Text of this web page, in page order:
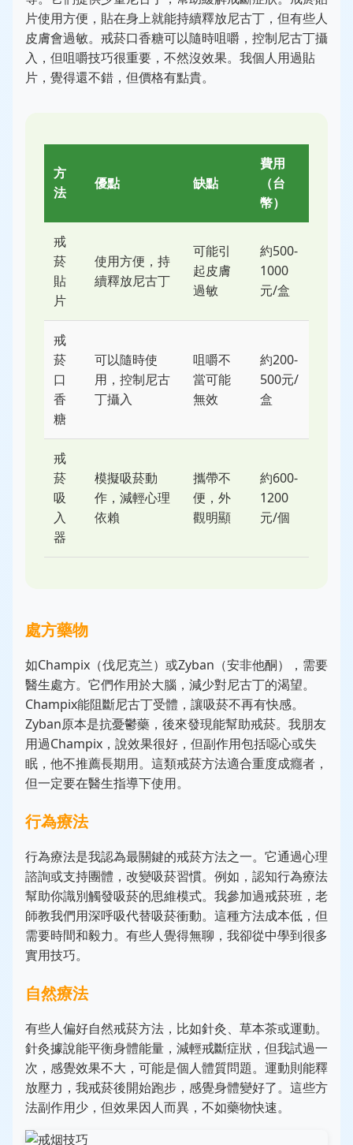
片使用方便，貼在身上就能持續釋放尼古丁，但有些人
皮膚會過敏。戒菸口香糖可以隨時咀嚼，控制尼古丁攝
入，但咀嚼技巧很重要，不然沒效果。我個人用過貼
片，覺得還不錯，但價格有點貴。
方
法
優點 缺點
費用
（台
幣）
戒
菸
貼
片
使用方便，持
續釋放尼古丁
可能引
起皮膚
過敏
約500-
1000
元/盒
戒
菸
口
香
糖
可以隨時使
用，控制尼古
丁攝入
咀嚼不
當可能
無效
約200-
500元/
盒
戒
菸
吸
入
器
模擬吸菸動
作，減輕心理
依賴
攜帶不
便，外
觀明顯
約600-
1200
元/個
處方藥物
如Champix（伐尼克兰）或Zyban（安非他酮），需要
醫生處方。它們作用於大腦，減少對尼古丁的渴望。
Champix能阻斷尼古丁受體，讓吸菸不再有快感。
Zyban原本是抗憂鬱藥，後來發現能幫助戒菸。我朋友
用過Champix，說效果很好，但副作用包括噁心或失
眠，他不推薦長期用。這類戒菸方法適合重度成癮者，
但一定要在醫生指導下使用。
行為療法
行為療法是我認為最關鍵的戒菸方法之一。它通過心理
諮詢或支持團體，改變吸菸習慣。例如，認知行為療法
幫助你識別觸發吸菸的思維模式。我參加過戒菸班，老
師教我們用深呼吸代替吸菸衝動。這種方法成本低，但
需要時間和毅力。有些人覺得無聊，我卻從中學到很多
實用技巧。
自然療法
有些人偏好自然戒菸方法，比如針灸、草本茶或運動。
針灸據說能平衡身體能量，減輕戒斷症狀，但我試過一
次，感覺效果不大，可能是個人體質問題。運動則能釋
放壓力，我戒菸後開始跑步，感覺身體變好了。這些方
法副作用少，但效果因人而異，不如藥物快速。